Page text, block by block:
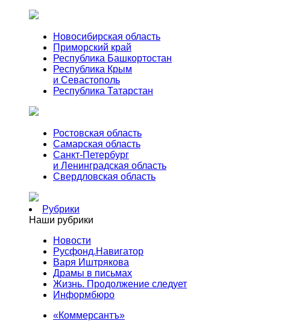
Новосибирская область
Приморский край
Республика Башкортостан
Республика Крым
и Севастополь
Республика Татарстан
Ростовская область
Самарская область
Санкт-Петербург
и Ленинградская область
Свердловская область
Рубрики
Наши рубрики
Новости
Русфонд.Навигатор
Варя Иштрякова
Драмы в письмах
Жизнь. Продолжение следует
Информбюро
«Коммерсантъ»